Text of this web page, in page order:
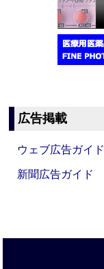
広告掲載
ウェブ広告ガイド
新聞広告ガイド